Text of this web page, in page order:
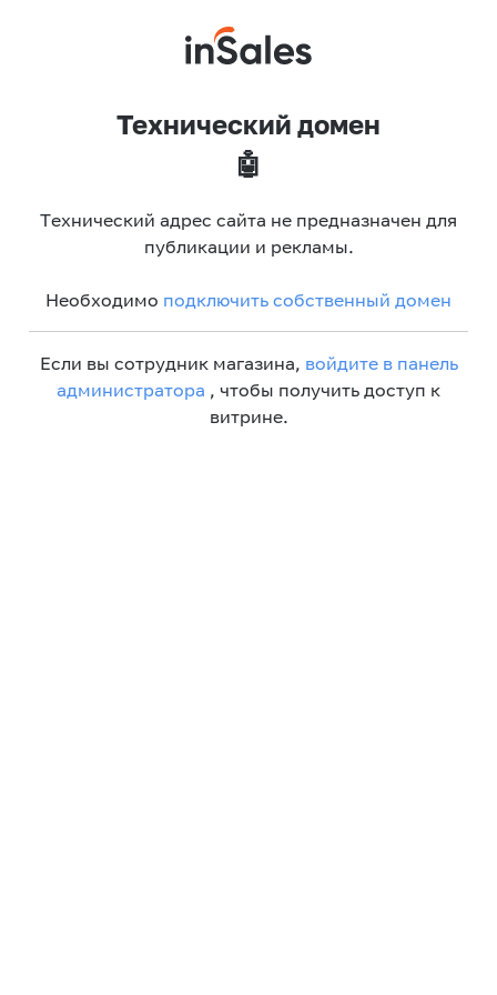
Технический домен
🤖
Технический адрес сайта не предназначен для
публикации и рекламы.
Необходимо подключить собственный домен
Если вы сотрудник магазина, войдите в панель
администратора , чтобы получить доступ к
витрине.